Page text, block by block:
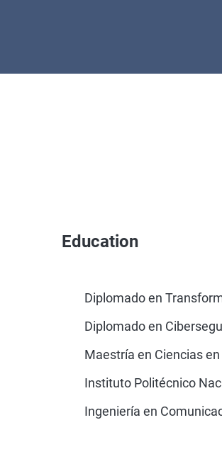
Education
Diplomado en
Diplomado en
Maestría en Ciencias
Instituto Politécnico
Ingeniería en